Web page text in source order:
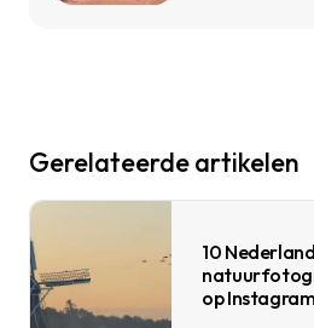
Gerelateerde artikelen
10
op Instagram